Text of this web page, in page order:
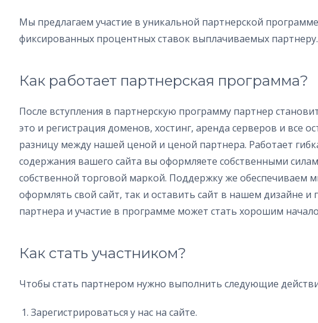
Мы предлагаем участие в уникальной партнерской программе
фиксированных процентных ставок выплачиваемых партнеру.
Как работает партнерская программа?
После вступления в партнерскую программу партнер
это и регистрация доменов, хостинг, аренда серверов и все
разницу между нашей ценой и ценой партнера. Работает
содержания вашего сайта вы оформляете собственными
собственной торговой маркой. Поддержку же
оформлять свой сайт, так и оставить сайт в нашем дизайне и
партнера и участие в программе может стать хорошим
Как стать участником?
Чтобы стать партнером нужно выполнить следующие
Зарегистрироваться у нас на сайте.